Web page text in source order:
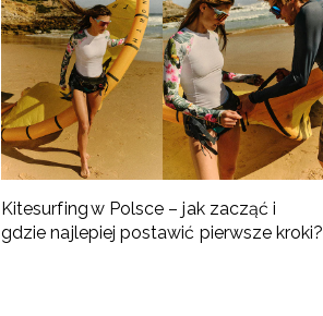
Kitesurfing w Polsce – jak zacząć i
gdzie najlepiej postawić pierwsze kroki?